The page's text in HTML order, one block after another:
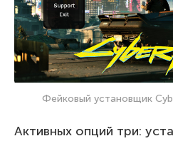
Фейковый установщик
Активных опций три: